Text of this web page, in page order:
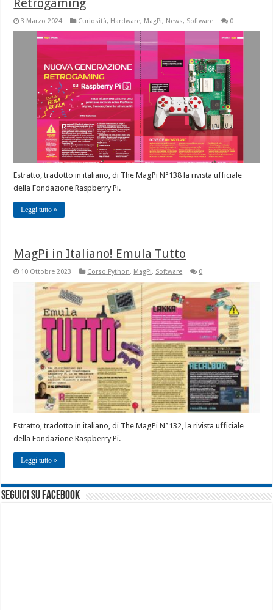
Retrogaming
3 Marzo 2024 Curiosità, Hardware, MagPi, News, Software 0
Estratto, tradotto in italiano, di The MagPi N°138 la rivista ufficiale
della Fondazione Raspberry Pi.
Leggi tutto »
MagPi in Italiano! Emula Tutto
10 Ottobre 2023 Corso Python, MagPi, Software 0
Estratto, tradotto in italiano, di The MagPi N°132, la rivista ufficiale
della Fondazione Raspberry Pi.
Leggi tutto »
seguici su facebook